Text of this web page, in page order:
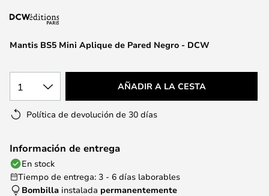
galería
imágenes
Mantis BS5 Mini Aplique de Pared Negro - DCW
1 AÑADIR A LA CESTA
Política de devolución de 30 días
Información de entrega
En stock
Tiempo de entrega: 3 - 6 días laborables
Bombilla instalada permanentemente